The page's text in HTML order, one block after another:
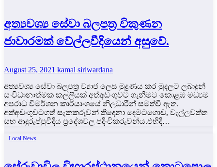
අත්‍යවශ්‍ය සේවා බලපත්‍ර විකුණන
ජාවාරමක් වේල්ලවීදියෙන් අසුවේ.
August 25, 2021 kamal siriwardana
අත්‍යවශ්‍ය සේවා බලපත්‍ර ව්‍යාජ ලෙස මුද්‍රණය කර මුදලට ලබාදුන්
සංවිධානාත්මක කල්ලියක් අත්අඩංගුවට ගැනීමට කොළඹ මධ්‍යම
අපරාධ විමර්ශන කාර්යාංශයේ නිලධාරීන් සමත්වී ඇත.
අත්අඩංගුවටගත් සැකකරුවන් තිදෙනා දෙමටගොඩ, වැල්ලවත්ත
සහ ආදුරුප්පුවීදිය ප්‍රදේශවල පදිංචිකරුවන්ය.එහිදී…
Local News